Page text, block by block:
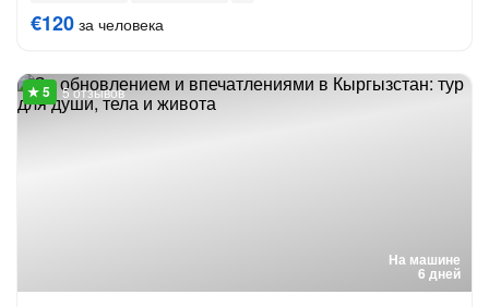
€120 за человека
На машине
6 дней
5 отзывов